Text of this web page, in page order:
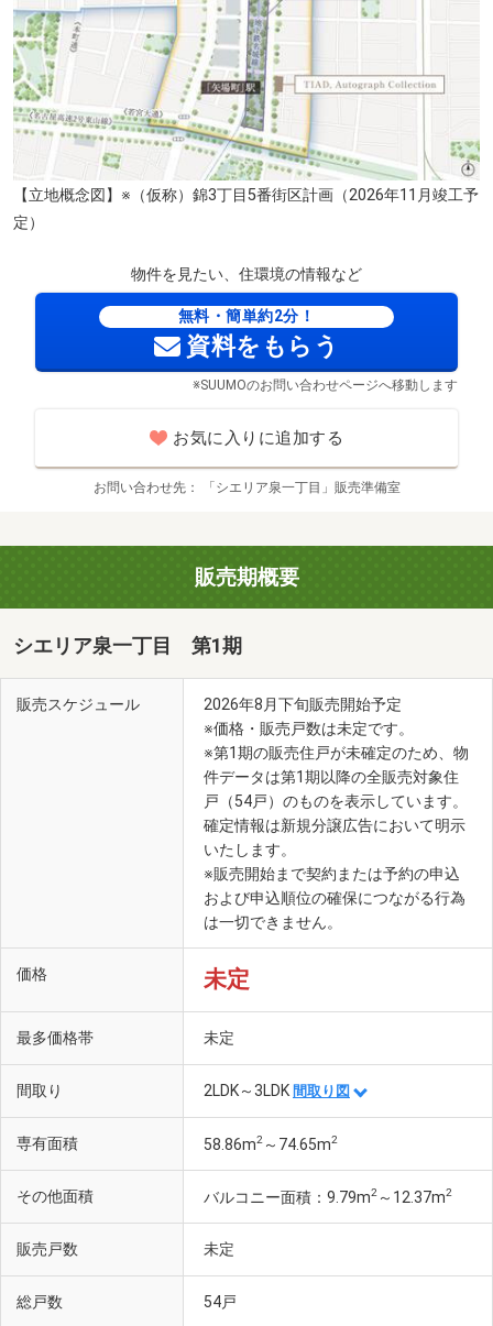
ナゴヤ キッチュエビオ（徒歩9分・約720m）
名古屋城三之丸庭園（徒歩7分・約520m）
名古屋市市政資料館（徒歩8分・約620m）
【立地概念図】※（仮称）錦3丁目5番街区計画（2026年11月竣工予
定）
物件を見たい、住環境の情報など
無料・簡単約2分！
資料をもらう
※SUUMOのお問い合わせページへ移動します
お気に入りに追加する
お問い合わせ先 「シエリア泉一丁目」販売準備室
販売期概要
シエリア泉一丁目 第1期
販売スケジュール
2026年8月下旬販売開始予定
※価格・販売戸数は未定です。
※第1期の販売住戸が未確定のため、物
件データは第1期以降の全販売対象住
戸（54戸）のものを表示しています。
確定情報は新規分譲広告において明示
いたします。
※販売開始まで契約または予約の申込
および申込順位の確保につながる行為
は一切できません。
価格 未定
最多価格帯 未定
間取り 2LDK～3LDK 間取り図
専有面積 58.86m2 ～74.65m2
その他面積 バルコニー面積：9.79m2 ～12.37m2
販売戸数 未定
総戸数 54戸